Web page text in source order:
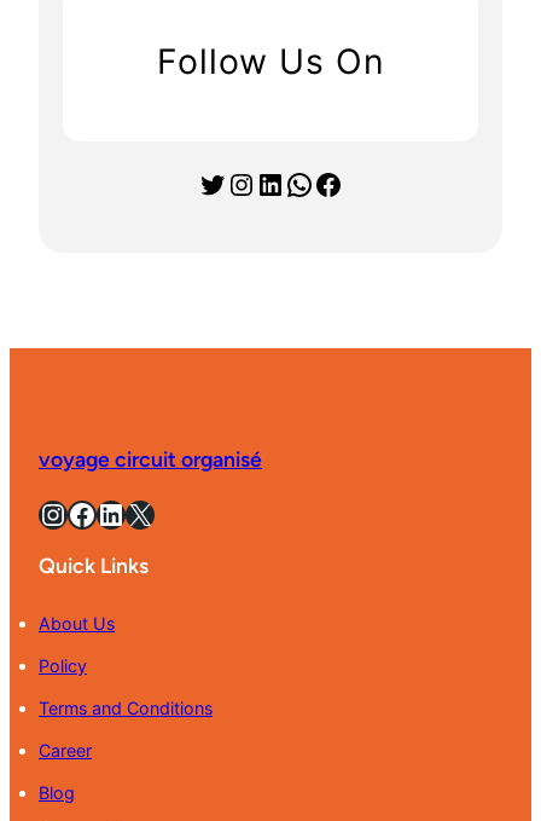
Follow Us On
Twitter Instagram LinkedIn WhatsApp Facebook
voyage circuit organisé
InstagramFacebook LinkedIn X
Quick Links
About Us
Policy
Terms and Conditions
Career
Blog